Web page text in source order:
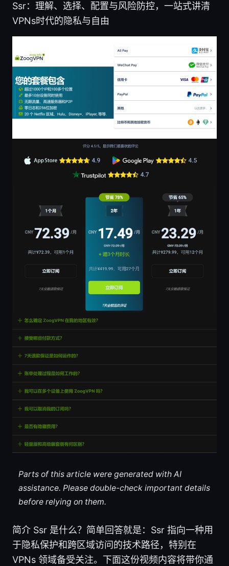
Ssr：理解、选择、配置与风险防控，一站式讲清
VPNs时代的隐私与自由
Parts of this article were generated with AI
assistance. Please double-check important details
before relying on them.
简介 Ssr 是什么？简单回答就是：Ssr 指向一种用
于隐私保护和跨区域访问的技术路径，特别在
VPNs 领域备受关注。下面这份视频内容将带你通